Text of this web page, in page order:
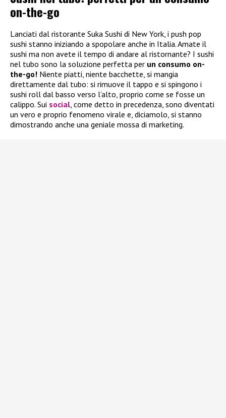
on-the-go
Lanciati dal ristorante Suka Sushi di New York, i push pop
sushi stanno iniziando a spopolare anche in Italia. Amate il
sushi ma non avete il tempo di andare al ristornante? I sushi
nel tubo sono la soluzione perfetta per un consumo on-
the-go! Niente piatti, niente bacchette, si mangia
direttamente dal tubo: si rimuove il tappo e si spingono i
sushi roll dal basso verso l’alto, proprio come se fosse un
calippo. Sui social , come detto in precedenza, sono diventati
un vero e proprio fenomeno virale e, diciamolo, si stanno
dimostrando anche una geniale mossa di marketing.